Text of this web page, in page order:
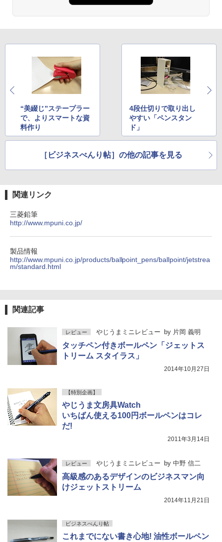
“美綴じ”ステープラー
で、よりスマートな資
料作り
4段仕切りで取り出し
やすい「ペンスタン
ド」
［ビジネスべんり帖］の他の記事を見る
関連リンク
三菱鉛筆
http://www.mpuni.co.jp/
製品情報
http://www.mpuni.co.jp/products/ballpoint_pens/ballpoint/jetstrea
m/standard.html
関連記事
レビュー やじうまミニレビュー by 片岡 義明
タッチペン付きボールペン「ジェットス
トリーム スタイラス」
2014年10月27日
【特別企画】
やじうま文房具Watch
いちばん使える100円ボールペンはコレ
だ!
2011年3月14日
レビュー やじうまミニレビュー by 中野 信二
高級感のあるデザインのビジネスマン向
けジェットストリーム
2014年11月21日
ビジネスべんり帖
これまでにない書き心地! 油性ボールペン